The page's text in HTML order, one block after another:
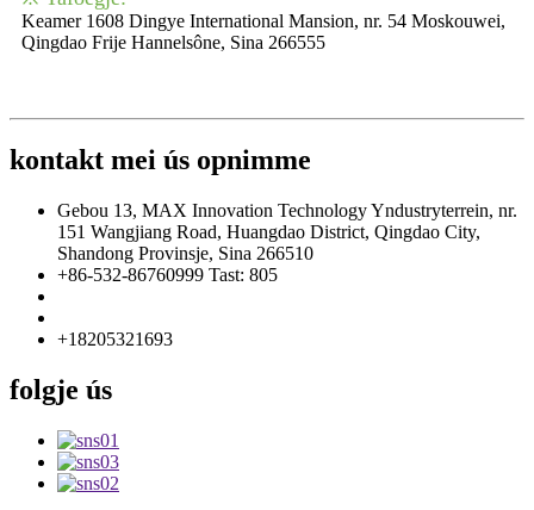
Keamer 1608 Dingye International Mansion, nr. 54 Moskouwei,
Qingdao Frije Hannelsône, Sina 266555
kontakt mei ús opnimme
Gebou 13, MAX Innovation Technology Yndustryterrein, nr.
151 Wangjiang Road, Huangdao District, Qingdao City,
Shandong Provinsje, Sina 266510
+86-532-86760999 Tast: 805
+18205321693
folgje ús